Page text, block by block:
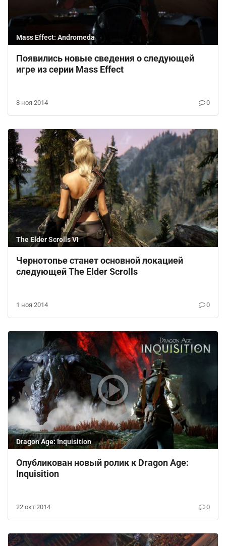
Mass Effect: Andromeda
Появились новые сведения о следующей
игре из серии Mass Effect
8 ноя 2014 0
The Elder Scrolls VI
Чернотопье станет основной локацией
следующей The Elder Scrolls
1 ноя 2014 0
Dragon Age: Inquisition
Опубликован новый ролик к Dragon Age:
Inquisition
22 окт 2014 0